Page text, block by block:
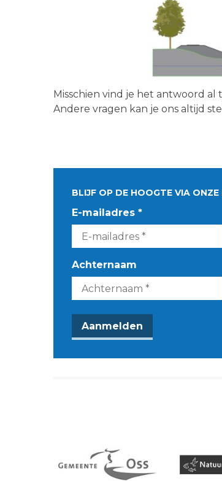
Misschien vind je het antwoord al
Andere vragen kan je ons altijd
BLIJF OP DE HOOGTE VIA ONZE
E-mailadres *
Achternaam